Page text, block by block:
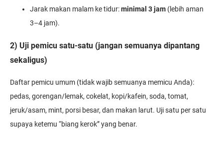
Jarak makan malam ke tidur:minimal 3 jam (lebih aman
3–4 jam).
2) Uji pemicu satu-satu (jangan semuanya dipantang
sekaligus)
Daftar pemicu umum (tidak wajib semuanya memicu Anda):
pedas, gorengan/lemak, cokelat, kopi/kafein, soda, tomat,
jeruk/asam, mint, porsi besar, dan makan larut. Uji satu per satu
supaya ketemu “biang kerok” yang benar.